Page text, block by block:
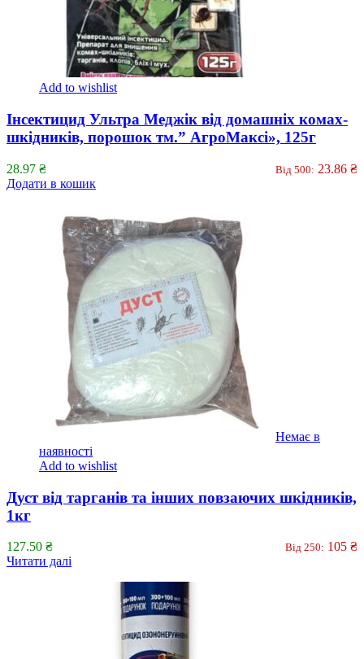
Add to wishlist
Інсектицид Ультра Меджік від домашніх комах-
шкідників, порошок тм.” АгроМаксі», 125г
28.97 ₴ Від 500: 23.86 ₴
Додати в кошик
Немає в
наявності
Add to wishlist
Дуст від тарганів та інших повзаючих шкідників,
1кг
127.50 ₴ Від 250: 105 ₴
Читати далі